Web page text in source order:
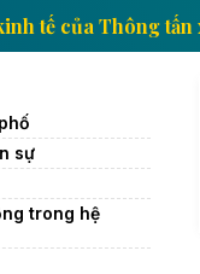
thông tin kinh tế của
sự
trong hệ